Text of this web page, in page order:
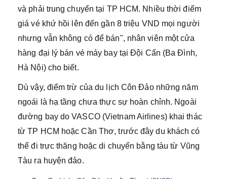
và phải trung chuyển tại TP HCM. Nhiều thời điểm
giá vé khứ hồi lên đến gần 8 triệu VND mọi người
nhưng vẫn không có để bán", nhân viên một cửa
hàng đại lý bán vé máy bay tại Đội Cấn (Ba Đình,
Hà Nội) cho biết.
Dù vậy, điểm trừ của du lịch Côn Đảo những năm
ngoái là hạ tầng chưa thực sự hoàn chỉnh. Ngoài
đường bay do VASCO (Vietnam Airlines) khai thác
từ TP HCM hoặc Cần Thơ, trước đây du khách có
thể đi trực thăng hoặc di chuyển bằng tàu từ Vũng
Tàu ra huyện đảo.